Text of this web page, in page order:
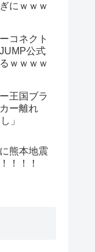
にｗｗｗ
コネクト
公式
ｗｗｗｗ
王国ブラ
カー離れ
」
熊本地震
！！！